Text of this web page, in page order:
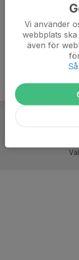
Vi använder
webbplats
även för